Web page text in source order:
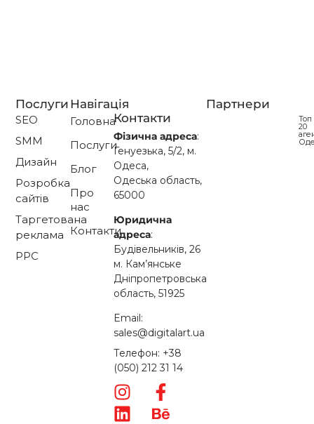
Партнери
Топ
20
Навігація
Головна
Послуги
Блог
Про
нас
Контакти
Послуги
SEO
SMM
Дизайн
Розробка
сайтів
Таргетована
реклама
PPC
Контакти
Фізична адреса:
Генуезька, 5/2, м.
Одеса,
Одеська область,
65000
Юридична
адреса:
Будівельників, 26
м. Кам’янське
Дніпропетровська
область, 51925
Email:
sales@digitalart.ua
Телефон: +38
(050) 212 31 14